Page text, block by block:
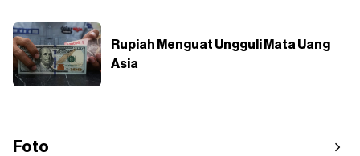
Rupiah Menguat Ungguli Mata Uang
Asia
Foto